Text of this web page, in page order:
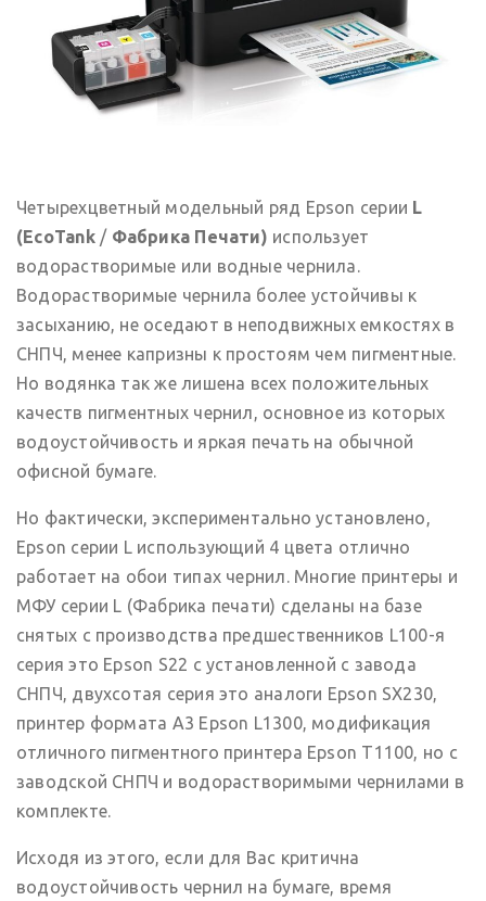
Четырехцветный модельный ряд Epson серии L
(EcoTank/ Фабрика Печати) использует
водорастворимые или водные чернила.
Водорастворимые чернила более устойчивы к
засыханию, не оседают в неподвижных емкостях в
СНПЧ, менее капризны к простоям чем пигментные.
Но водянка так же лишена всех положительных
качеств пигментных чернил, основное из которых
водоустойчивость и яркая печать на обычной
офисной бумаге.
Но фактически, экспериментально установлено,
Epson серии L использующий 4 цвета отлично
работает на обои типах чернил. Многие принтеры и
МФУ серии L (Фабрика печати) сделаны на базе
снятых с производства предшественников L100-я
серия это Epson S22 с установленной с завода
СНПЧ, двухсотая серия это аналоги Epson SX230,
принтер формата A3 Epson L1300, модификация
отличного пигментного принтера Epson T1100, но с
заводской СНПЧ и водорастворимыми чернилами в
комплекте.
Исходя из этого, если для Вас критична
водоустойчивость чернил на бумаге, время